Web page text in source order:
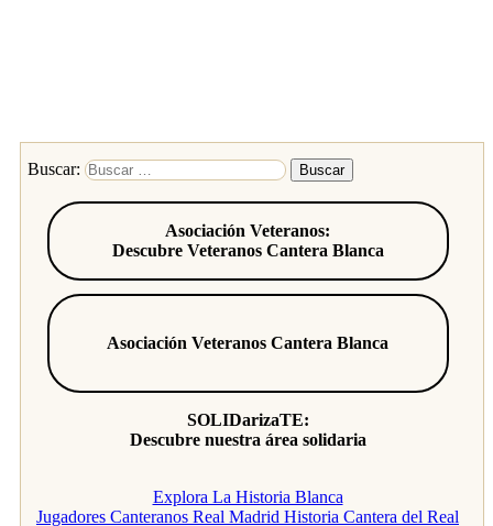
Buscar:
Asociación Veteranos:
Descubre Veteranos Cantera Blanca
Asociación Veteranos Cantera Blanca
SOLIDarizaTE:
Descubre nuestra área solidaria
Explora La Historia Blanca
Jugadores Canteranos Real Madrid Historia Cantera del Real